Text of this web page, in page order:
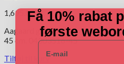
1,695.00kr.
Aagaard guld vedhæng engel i 8
45 cm. 04303516-45
Tilføj til kurv
Få 10% rabat
første
E-mail